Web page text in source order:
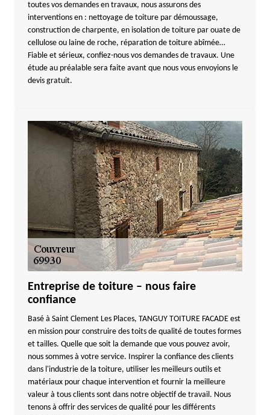
toutes vos demandes en travaux, nous assurons des
interventions en : nettoyage de toiture par démoussage,
construction de charpente, en isolation de toiture par ouate de
cellulose ou laine de roche, réparation de toiture abîmée…
Fiable et sérieux, confiez-nous vos demandes de travaux. Une
étude au préalable sera faite avant que nous vous envoyions le
devis gratuit.
Entreprise de toiture – nous faire
confiance
Basé à Saint Clement Les Places, TANGUY TOITURE FACADE est
en mission pour construire des toits de qualité de toutes formes
et tailles. Quelle que soit la demande que vous pouvez avoir,
nous sommes à votre service. Inspirer la confiance des clients
dans l'industrie de la toiture, utiliser les meilleurs outils et
matériaux pour chaque intervention et fournir la meilleure
valeur à tous clients sont dans notre objectif de travail. Nous
tenons à offrir des services de qualité pour les différents